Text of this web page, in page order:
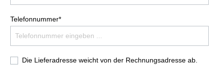
Telefonnummer*
Die Lieferadresse weicht von der Rechnungsadresse ab.